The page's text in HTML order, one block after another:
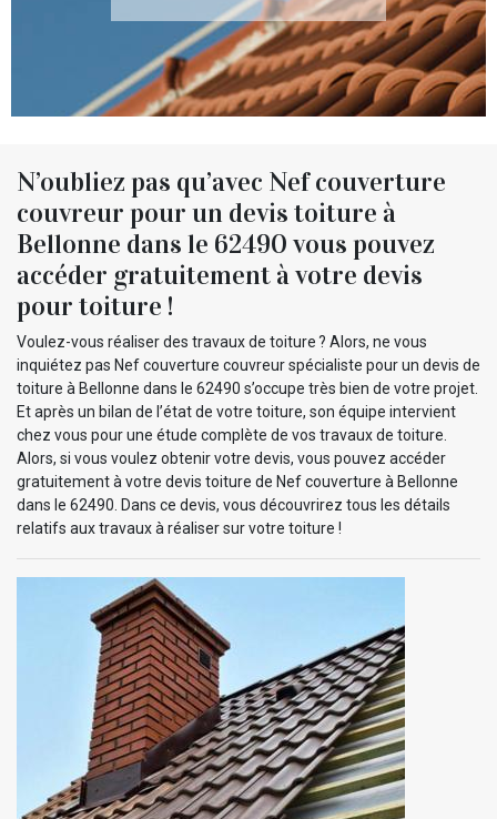
N’oubliez pas qu’avec Nef couverture
couvreur pour un devis toiture à
Bellonne dans le 62490 vous pouvez
accéder gratuitement à votre devis
pour toiture !
Voulez-vous réaliser des travaux de toiture ? Alors, ne vous
inquiétez pas Nef couverture couvreur spécialiste pour un devis de
toiture à Bellonne dans le 62490 s’occupe très bien de votre projet.
Et après un bilan de l’état de votre toiture, son équipe intervient
chez vous pour une étude complète de vos travaux de toiture.
Alors, si vous voulez obtenir votre devis, vous pouvez accéder
gratuitement à votre devis toiture de Nef couverture à Bellonne
dans le 62490. Dans ce devis, vous découvrirez tous les détails
relatifs aux travaux à réaliser sur votre toiture !